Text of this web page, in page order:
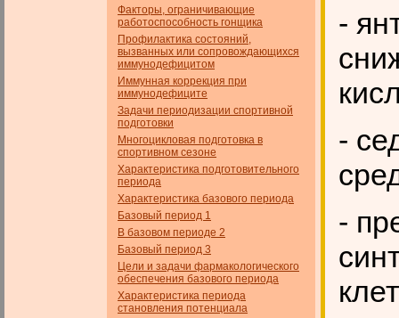
Факторы, ограничивающие
работоспособность гонщика
Профилактика состояний,
вызванных или сопровождающихся
иммунодефицитом
Иммунная коррекция при
иммунодефиците
Задачи периодизации спортивной
подготовки
Многоцикловая подготовка в
спортивном сезоне
Характеристика подготовительного
периода
Характеристика базового периода
Базовый период 1
В базовом периоде 2
Базовый период 3
Цели и задачи фармакологического
обеспечения базового пе­риода
Характеристика периода
становления потенциала
-
-
-